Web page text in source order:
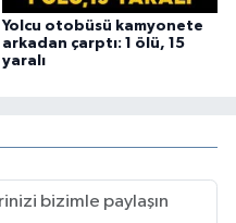
Yolcu otobüsü kamyonete
arkadan çarptı: 1 ölü, 15
yaralı